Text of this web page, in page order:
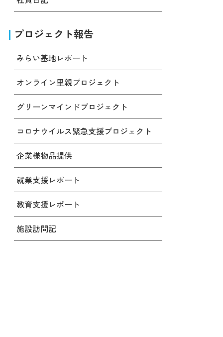
プロジェクト報告
みらい基地レポート
オンライン里親プロジェクト
グリーンマインドプロジェクト
コロナウイルス緊急支援プロジェクト
企業様物品提供
就業支援レポート
教育支援レポート
施設訪問記